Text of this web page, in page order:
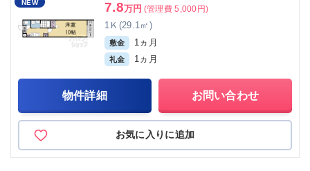
NEW 7.8万円 (管理費 5,000円)
1Ｋ(29.1㎡)
敷金 1ヵ月
礼金 1ヵ月
物件詳細 お問い合わせ
お気に入りに追加